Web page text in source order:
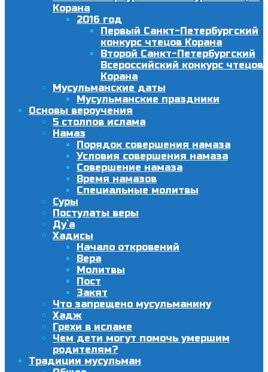
Корана
2016 год
Первый Санкт-Петербургский
конкурс чтецов Корана
Второй Санкт-Петербургский
Всероссийский конкурс чтецов
Корана
Мусульманские даты
Мусульманские праздники
Основы вероучения
5 столпов ислама
Намаз
Порядок совершения намаза
Условия совершения намаза
Совершение намаза
Время намазов
Специальные молитвы
Суры
Постулаты веры
Ду´а
Хадисы
Начало откровений
Вера
Молитвы
Пост
Закят
Что запрещено мусульманину
Хадж
Грехи в исламе
Чем дети могут помочь умершим
родителям?
Традиции мусульман